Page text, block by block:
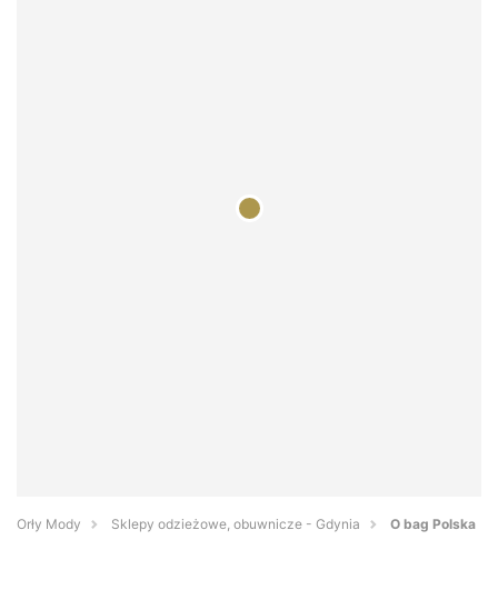
Orły Mody Sklepy odzieżowe, obuwnicze - Gdynia O bag Polska